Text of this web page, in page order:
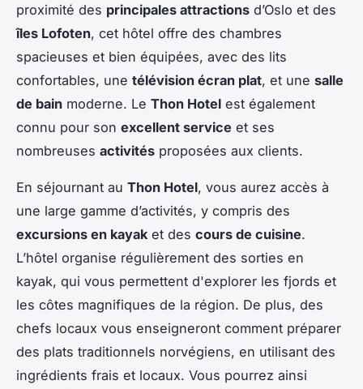
proximité des principales attractions d’Oslo et des
îles Lofoten, cet hôtel offre des chambres
spacieuses et bien équipées, avec des lits
confortables, une télévision écran plat, et une salle
de bain moderne. Le Thon Hotel est également
connu pour son excellent service et ses
nombreuses activités proposées aux clients.
En séjournant au Thon Hotel, vous aurez accès à
une large gamme d’activités, y compris des
excursions en kayak et des cours de cuisine.
L’hôtel organise régulièrement des sorties en
kayak, qui vous permettent d'explorer les fjords et
les côtes magnifiques de la région. De plus, des
chefs locaux vous enseigneront comment préparer
des plats traditionnels norvégiens, en utilisant des
ingrédients frais et locaux. Vous pourrez ainsi